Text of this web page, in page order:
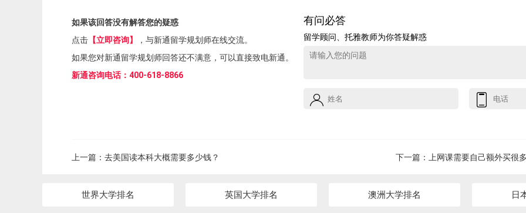
如果该回答没有解答您的疑惑
点击 【立即咨询】
，与新通留学规划师在线交流。
如果您对新通留学规划师回答还不满意，可以直接致电新通。
新通咨询电话：400-618-8866
有问必答
留学顾问、托雅教师为你答疑解惑
上一篇： 去美国读本科大概需要多少钱？ 下一篇： 上网课需要自己额外买很
世界大学排名 英国大学排名 澳洲大学排名 日